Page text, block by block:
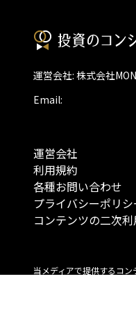
運営会社: 株式会社
Email:
運営会社
利用規約
各種お問い合わせ
プライバシーポリシ
コンテンツの二次
当メディアで提供するコ